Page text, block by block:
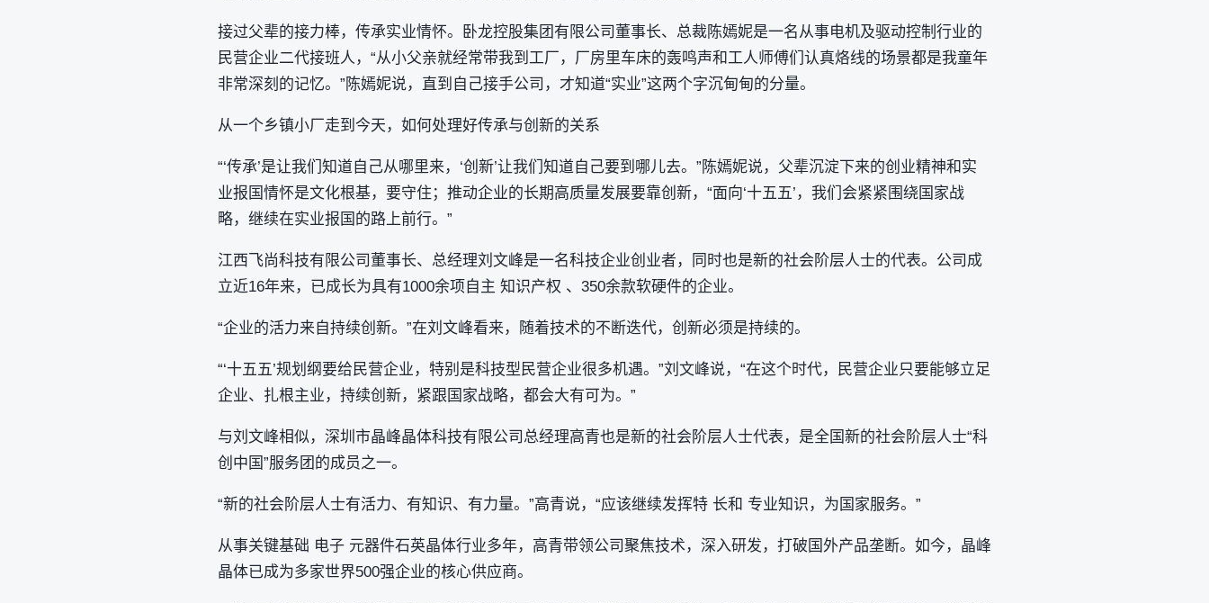
接过父辈的接力棒，传承实业情怀。卧龙控股集团有限公司董事长、总裁陈嫣妮是一名从事电机及驱动控制行业的
民营企业二代接班人，“从小父亲就经常带我到工厂，厂房里车床的轰鸣声和工人师傅们认真烙线的场景都是我童年
非常深刻的记忆。”陈嫣妮说，直到自己接手公司，才知道“实业”这两个字沉甸甸的分量。
从一个乡镇小厂走到今天，如何处理好传承与创新的关系
“‘传承’是让我们知道自己从哪里来，‘创新’让我们知道自己要到哪儿去。”陈嫣妮说，父辈沉淀下来的创业精神和实
业报国情怀是文化根基，要守住；推动企业的长期高质量发展要靠创新，“面向‘十五五’，我们会紧紧围绕国家战
略，继续在实业报国的路上前行。”
江西飞尚科技有限公司董事长、总经理刘文峰是一名科技企业创业者，同时也是新的社会阶层人士的代表。公司成
立近16年来，已成长为具有1000余项自主 知识产权 、350余款软硬件的企业。
“企业的活力来自持续创新。”在刘文峰看来，随着技术的不断迭代，创新必须是持续的。
“‘十五五’规划纲要给民营企业，特别是科技型民营企业很多机遇。”刘文峰说，“在这个时代，民营企业只要能够立足
企业、扎根主业，持续创新，紧跟国家战略，都会大有可为。”
与刘文峰相似，深圳市晶峰晶体科技有限公司总经理高青也是新的社会阶层人士代表，是全国新的社会阶层人士“科
创中国”服务团的成员之一。
“新的社会阶层人士有活力、有知识、有力量。”高青说，“应该继续发挥特 长和 专业知识，为国家服务。”
从事关键基础 电子 元器件石英晶体行业多年，高青带领公司聚焦技术，深入研发，打破国外产品垄断。如今，晶峰
晶体已成为多家世界500强企业的核心供应商。